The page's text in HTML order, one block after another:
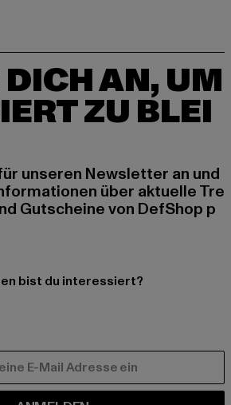
AN, UM
ZU BLEI
unseren Newsletter an und
über aktuelle Tre
Gutscheine von DefShop p
bist du interessiert?